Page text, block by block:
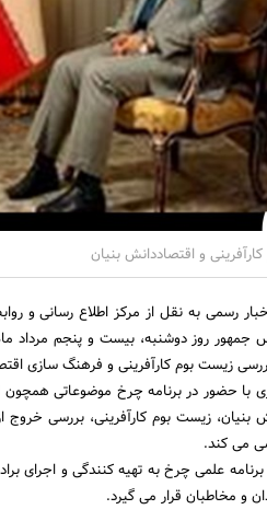
و اقتصاددانش بنیان
رسمی به نقل از مرکز اطلاع رسانی و
با حضور در برنامه چرخ موضوعاتی
بنیان، زیست بوم کارآفرینی، بررسی
می کند.
و مخاطبان قرار می گیرد.